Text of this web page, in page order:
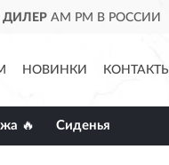
AM PM В РОССИИ
НОВИНКИ КОНТАКТЫ
🔥 Сиденья